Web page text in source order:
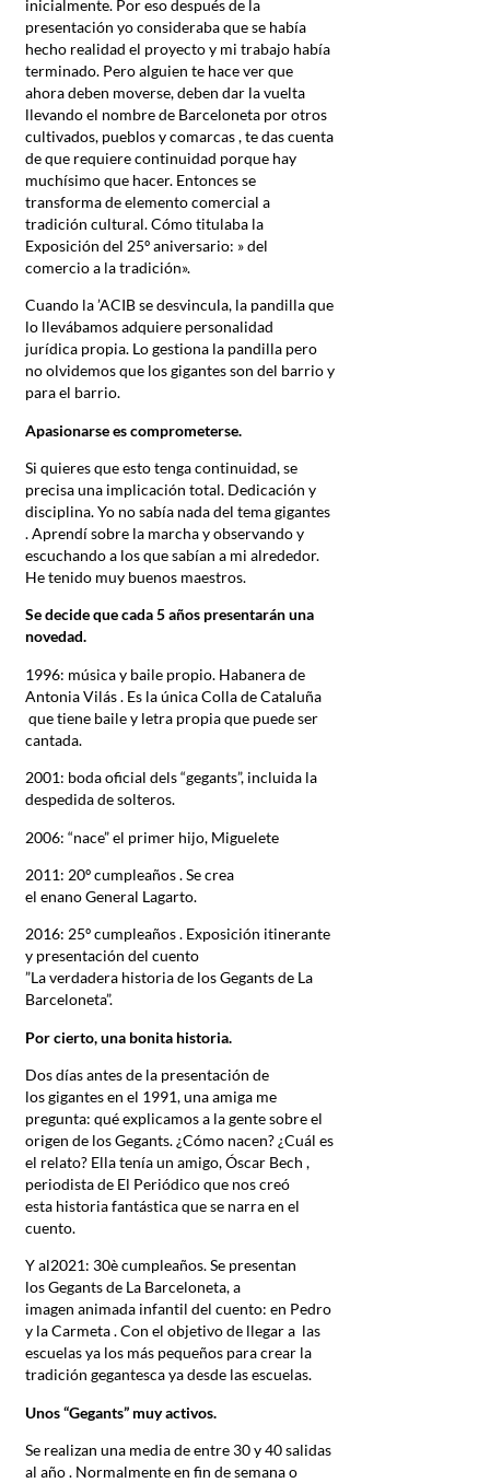
inicialmente. Por eso después de la
presentación yo consideraba que se había
hecho realidad el proyecto y mi trabajo había
terminado. Pero alguien te hace ver que
ahora deben moverse, deben dar la vuelta
llevando el nombre de Barceloneta por otros
cultivados, pueblos y comarcas , te das cuenta
de que requiere continuidad porque hay
muchísimo que hacer. Entonces se
transforma de elemento comercial a
tradición cultural. Cómo titulaba la
Exposición del 25º aniversario: » del
comercio a la tradición».
Cuando la ’ACIB se desvincula, la pandilla que
lo llevábamos adquiere personalidad
jurídica propia. Lo gestiona la pandilla pero
no olvidemos que los gigantes son del barrio y
para el barrio.
Apasionarse es comprometerse.
Si quieres que esto tenga continuidad, se
precisa una implicación total. Dedicación y
disciplina. Yo no sabía nada del tema gigantes
. Aprendí sobre la marcha y observando y
escuchando a los que sabían a mi alrededor.
He tenido muy buenos maestros.
Se decide que cada 5 años presentarán una
novedad.
1996: música y baile propio. Habanera de
Antonia Vilás . Es la única Colla de Cataluña
que tiene baile y letra propia que puede ser
cantada.
2001: boda oficial dels “gegants”, incluida la
despedida de solteros.
2006: “nace” el primer hijo, Miguelete
2011: 20º cumpleaños . Se crea
el enano General Lagarto.
2016: 25º cumpleaños . Exposición itinerante
y presentación del cuento
”La verdadera historia de los Gegants de La
Barceloneta”.
Por cierto, una bonita historia.
Dos días antes de la presentación de
los gigantes en el 1991, una amiga me
pregunta: qué explicamos a la gente sobre el
origen de los Gegants. ¿Cómo nacen? ¿Cuál es
el relato? Ella tenía un amigo, Óscar Bech ,
periodista de El Periódico que nos creó
esta historia fantástica que se narra en el
cuento.
Y al2021: 30è cumpleaños. Se presentan
los Gegants de La Barceloneta, a
imagen animada infantil del cuento: en Pedro
y la Carmeta . Con el objetivo de llegar a las
escuelas ya los más pequeños para crear la
tradición gegantesca ya desde las escuelas.
Unos “Gegants” muy activos.
Se realizan una media de entre 30 y 40 salidas
al año . Normalmente en fin de semana o